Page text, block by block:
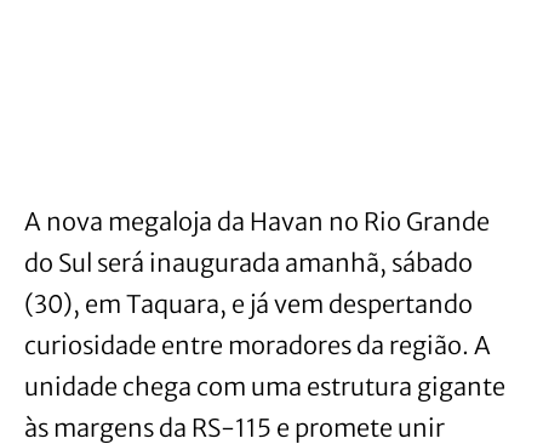
A nova megaloja da Havan no Rio Grande
do Sul será inaugurada amanhã, sábado
(30), em Taquara, e já vem despertando
curiosidade entre moradores da região. A
unidade chega com uma estrutura gigante
às margens da RS-115 e promete unir